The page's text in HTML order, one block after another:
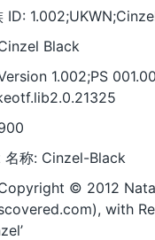
ID:
Black
1.002;PS
称: Cinzel-Black
© 2012
with